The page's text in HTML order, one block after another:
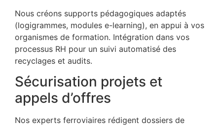
Nous créons supports pédagogiques adaptés
(logigrammes, modules e-learning), en appui à vos
organismes de formation. Intégration dans vos
processus RH pour un suivi automatisé des
recyclages et audits.
Sécurisation projets et
appels d’offres
Nos experts ferroviaires rédigent dossiers de